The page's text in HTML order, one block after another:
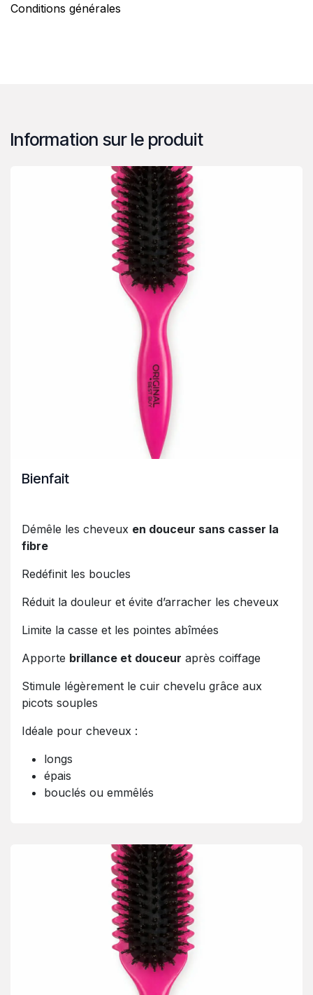
Conditions générales
Information sur le produit
Bienfait
Démêle les cheveux en douceur sans casser la
fibre
Redéfinit les boucles
Réduit la douleur et évite d’arracher les cheveux
Limite la casse et les pointes abîmées
Apporte brillance et douceur après coiffage
Stimule légèrement le cuir chevelu grâce aux
picots souples
Idéale pour cheveux :
longs
épais
bouclés ou emmêlés